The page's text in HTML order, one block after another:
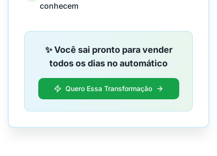
conhecem
✨ Você sai pronto para vender
todos os dias no automático
Quero Essa Transformação